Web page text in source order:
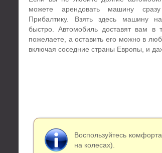
можете арендовать машину
Прибалтику. Взять здесь машину
быстро. Автомобиль доставят вам в
пожелаете, а оставить его можно в
включая соседние страны Европы, и
Воспользуйтесь
на колесах).